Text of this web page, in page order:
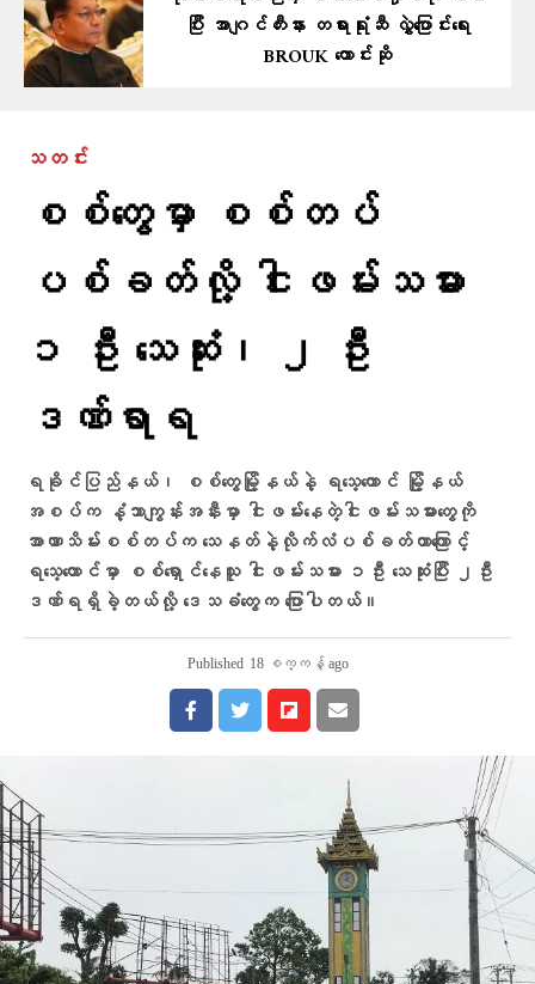
ပြီး အာဂျင်တီးနား တရားရုံးဆီ လွှဲပြောင်းရေး
BROUK တောင်းဆို
သတင်း
စစ်တွေမှာ စစ်တပ်
ပစ်ခတ်လို့ ငါးဖမ်းသမား
၁ ဦး သေဆုံး၊ ၂ ဦး
ဒဏ်ရာရ
ရခိုင်ပြည်နယ်၊ စစ်တွေမြို့နယ်နဲ့ ရသေ့တောင် မြို့နယ်
အစပ်က နံ့သာကျွန်းအနီးမှာ ငါးဖမ်းနေတဲ့ငါးဖမ်းသမားတွေကို
အာဏာသိမ်းစစ်တပ်က သေနတ်နဲ့လိုက်လံပစ်ခတ်တာကြောင့်
ရသေ့တောင်မှာ စစ်ရှောင်နေသူ ငါးဖမ်းသမား ၁ဦး သေဆုံးပြီး ၂ဦး
ဒဏ်ရရှိခဲ့တယ်လို့ ဒေသခံတွေက ပြောပါတယ်။
Published 18 စက္ကန့် ago